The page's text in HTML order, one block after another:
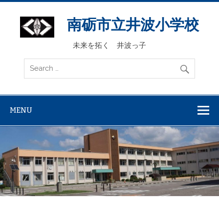
Skip
content
南砺市立井波小学校
未来を拓く 井波っ子
MENU